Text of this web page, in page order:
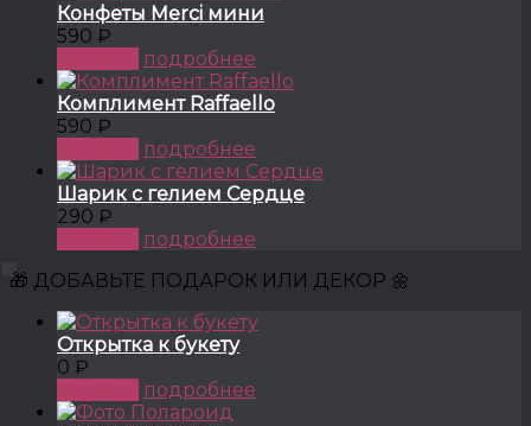
Конфеты Merci мини
590 ₽
подробнее
Комплимент Raffaello
590 ₽
подробнее
Шарик с гелием Сердце
290 ₽
подробнее
🎁 ДОБАВЬТЕ ПОДАРОК ИЛИ ДЕКОР 🌼
Открытка к букету
0 ₽
подробнее